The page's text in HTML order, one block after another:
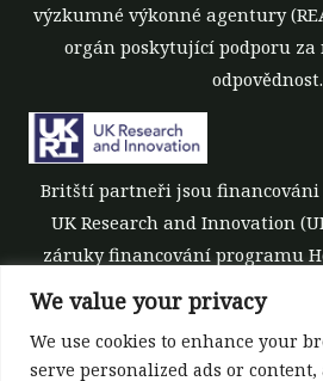
We value your privacy
We use cookies to enhance your
serve personalized ads or
výzkumné výkonné agentury
orgán poskytující podporu za
odpovědnost.
Britští partneři jsou
UK Research and Innovation
záruky financování programu
grantu